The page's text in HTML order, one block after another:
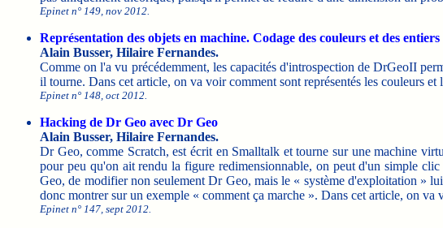
Epinet n° 149, nov 2012.
Représentation des objets en machine. Codage des couleurs et des entiers
Alain Busser, Hilaire Fernandes.
Comme on l'a vu précédemment, les capacités d'introspection de DrGeoII
il tourne. Dans cet article, on va voir comment sont représentés les couleurs
Epinet n° 148, oct 2012.
Hacking de Dr Geo avec Dr Geo
Alain Busser, Hilaire Fernandes.
Dr Geo, comme Scratch, est écrit en Smalltalk et tourne sur une machine
pour peu qu'on ait rendu la figure redimensionnable, on peut d'un simple
Geo, de modifier non seulement Dr Geo, mais le « système d'exploitation »
donc montrer sur un exemple « comment ça marche ». Dans cet article, on
Epinet n° 147, sept 2012.